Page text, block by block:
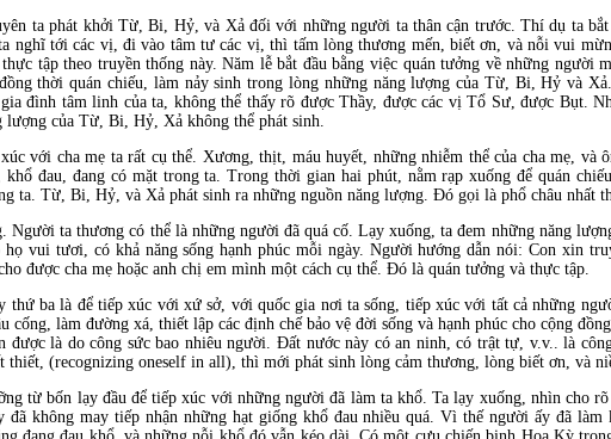
ta phát khởi Từ, Bi, Hỷ, và Xả đối với những người ta thân cận trước. Thí dụ ta
nghĩ tới các vị, đi vào tâm tư các vị, thì tấm lòng thương mến, biết ơn, và nỗi vui
tập theo truyền thống này. Năm lễ bắt đầu bằng việc quán tưởng về những người
thời quán chiếu, làm nảy sinh trong lòng những năng lượng của Từ, Bi, Hỷ và
đình tâm linh của ta, không thể thấy rõ được Thầy, được các vị Tổ Sư, được Bụt.
lượng của Từ, Bi, Hỷ, Xả không thể phát sinh.
với cha mẹ ta rất cụ thể. Xương, thịt, máu huyết, những nhiễm thể của cha mẹ, và
đau, đang có mặt trong ta. Trong thời gian hai phút, nằm rạp xuống để quán
ta. Từ, Bi, Hỷ, và Xả phát sinh ra những nguồn năng lượng. Đó gọi là phổ châu nhất
ta thương có thể là những người đã quá cố. Lạy xuống, ta đem những năng
vui tươi, có khả năng sống hạnh phúc mỗi ngày. Người hướng dẫn nói: Con xin
được cha mẹ hoặc anh chị em mình một cách cụ thể. Đó là quán tưởng và thực tập.
ba là để tiếp xúc với xứ sở, với quốc gia nơi ta sống, tiếp xúc với tất cả những
làm đường xá, thiết lập các định chế bảo vệ đời sống và hạnh phúc cho cộng
được là do công sức bao nhiêu người. Đất nước này có an ninh, có trật tự, v.v.. là
(recognizing oneself in all), thì mới phát sinh lòng cảm thương, lòng biết ơn, và
từ bốn lạy đầu để tiếp xúc với những người đã làm ta khổ. Ta lạy xuống, nhìn cho
không may tiếp nhận những hạt giống khổ đau nhiều quá. Vì thế người ấy đã